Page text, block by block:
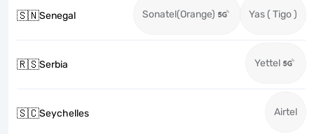
🇸🇳Senegal Sonatel(Orange) Yas ( Tigo )
🇷🇸Serbia Yettel
🇸🇨Seychelles Airtel